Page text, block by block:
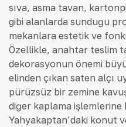
sıva, asma tavan,
gibi alanlarda sunduğu
mekanlara estetik ve
Özellikle, anahtar teslim
dekorasyonun önemi
elinden çıkan saten alçı
pürüzsüz bir zemine
diğer kaplama işlemlerine
Yahyakaptan’daki konut